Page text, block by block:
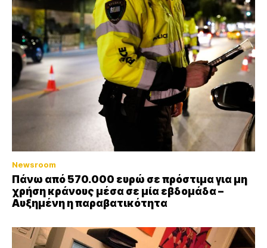
Newsroom
Πάνω από 570.000 ευρώ σε πρόστιμα για μη
χρήση κράνους μέσα σε μία εβδομάδα –
Αυξημένη η παραβατικότητα